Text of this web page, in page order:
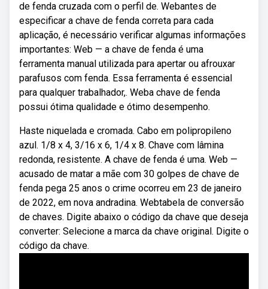
de fenda cruzada com o perfil de. Webantes de
especificar a chave de fenda correta para cada
aplicação, é necessário verificar algumas informações
importantes: Web — a chave de fenda é uma
ferramenta manual utilizada para apertar ou afrouxar
parafusos com fenda. Essa ferramenta é essencial
para qualquer trabalhador,. Weba chave de fenda
possui ótima qualidade e ótimo desempenho.
Haste niquelada e cromada. Cabo em polipropileno
azul. 1/8 x 4, 3/16 x 6, 1/4 x 8. Chave com lâmina
redonda, resistente. A chave de fenda é uma. Web —
acusado de matar a mãe com 30 golpes de chave de
fenda pega 25 anos o crime ocorreu em 23 de janeiro
de 2022, em nova andradina. Webtabela de conversão
de chaves. Digite abaixo o código da chave que deseja
converter: Selecione a marca da chave original. Digite o
código da chave.